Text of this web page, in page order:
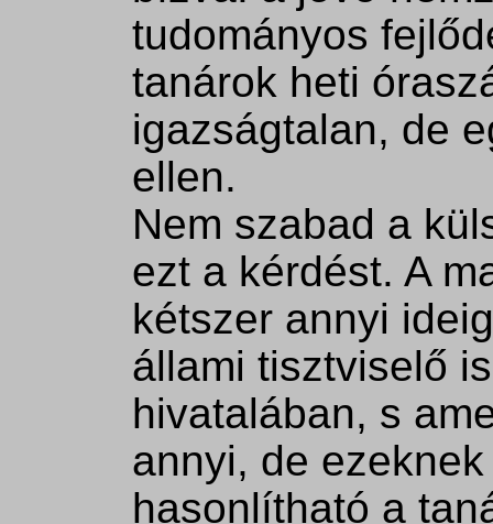
tudományos
tanárok heti
igazságtalan, de
ellen.
Nem szabad a
ezt a kérdést. A
kétszer annyi
állami tisztviselő
hivatalában, s
annyi, de
hasonlítható a